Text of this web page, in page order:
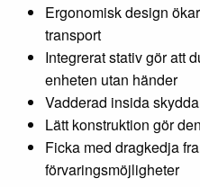
Ergonomisk design
transport
Integrerat stativ gör att
enheten utan händer
Vadderad insida
Lätt konstruktion gör
Ficka med dragkedja
förvaringsmöjligheter